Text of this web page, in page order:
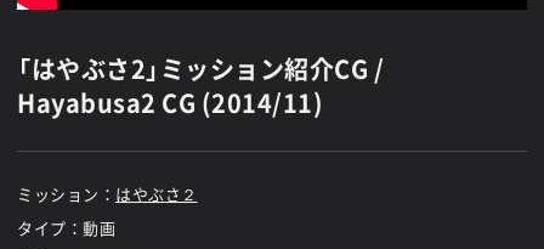
「はやぶさ2」ミッション紹介CG /
Hayabusa2 CG (2014/11)
ミッション： はやぶさ２
タイプ：動画